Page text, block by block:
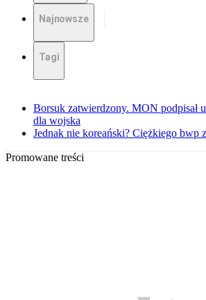
Najnowsze
Tagi
Borsuk zatwierdzony. MON podpisał
dla wojska
Jednak nie koreański? Ciężkiego bwp
Promowane treści